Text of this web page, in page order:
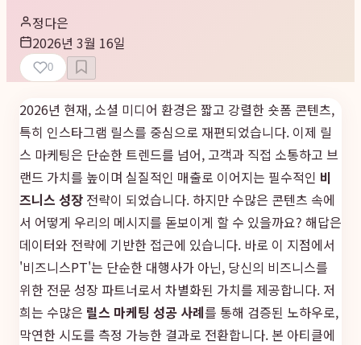
정다은
2026년 3월 16일
0
2026년 현재, 소셜 미디어 환경은 짧고 강렬한 숏폼 콘텐츠,
특히 인스타그램 릴스를 중심으로 재편되었습니다. 이제 릴
스 마케팅은 단순한 트렌드를 넘어, 고객과 직접 소통하고 브
랜드 가치를 높이며 실질적인 매출로 이어지는 필수적인 비
즈니스 성장 전략이 되었습니다. 하지만 수많은 콘텐츠 속에
서 어떻게 우리의 메시지를 돋보이게 할 수 있을까요? 해답은
데이터와 전략에 기반한 접근에 있습니다. 바로 이 지점에서
'비즈니스PT'는 단순한 대행사가 아닌, 당신의 비즈니스를
위한 전문 성장 파트너로서 차별화된 가치를 제공합니다. 저
희는 수많은 릴스 마케팅 성공 사례를 통해 검증된 노하우로,
막연한 시도를 측정 가능한 결과로 전환합니다. 본 아티클에